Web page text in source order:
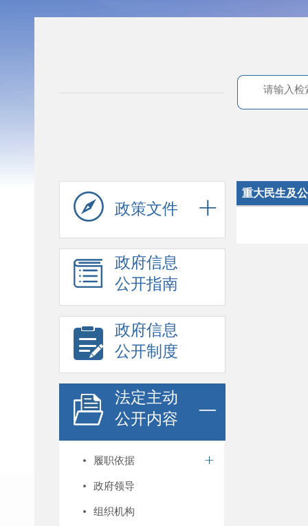
政策文件
政府信息
公开指南
政府信息
公开制度
法定主动
公开内容
履职依据
政府领导
组织机构
重大民生及